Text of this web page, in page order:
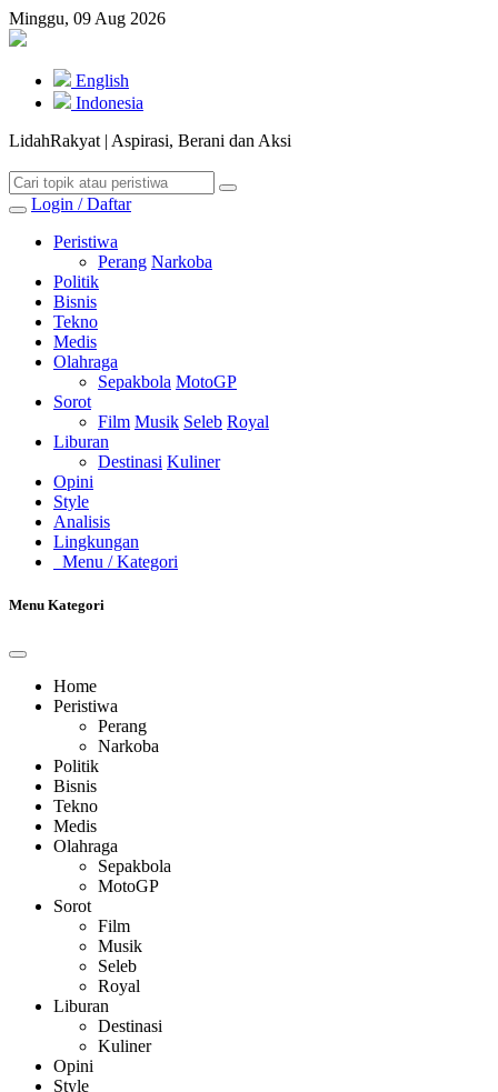
Minggu, 09 Aug 2026
English
Indonesia
LidahRakyat | Aspirasi, Berani dan Aksi
Login / Daftar
Peristiwa
Perang Narkoba
Politik
Bisnis
Tekno
Medis
Olahraga
Sepakbola MotoGP
Sorot
Film Musik Seleb Royal
Liburan
Destinasi Kuliner
Opini
Style
Analisis
Lingkungan
Menu / Kategori
Menu Kategori
Home
Peristiwa
Perang
Narkoba
Politik
Bisnis
Tekno
Medis
Olahraga
Sepakbola
MotoGP
Sorot
Film
Musik
Seleb
Royal
Liburan
Destinasi
Kuliner
Opini
Style